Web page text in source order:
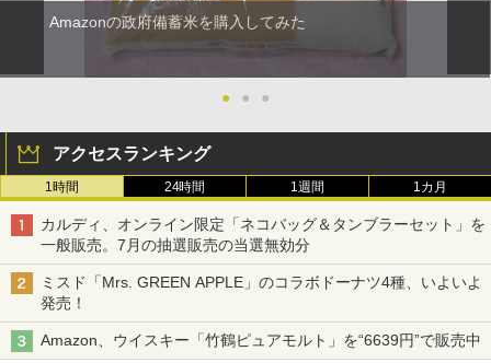
Amazonの政府備蓄米を購入してみた
● ● ●
アクセスランキング
1時間 24時間 1週間 1カ月
カルディ、オンライン限定「ネコバッグ＆タンブラーセット」を
一般販売。7月の抽選販売の当選無効分
ミスド「Mrs. GREEN APPLE」のコラボドーナツ4種、いよいよ
発売！
Amazon、ウイスキー「竹鶴ピュアモルト」を“6639円”で販売中